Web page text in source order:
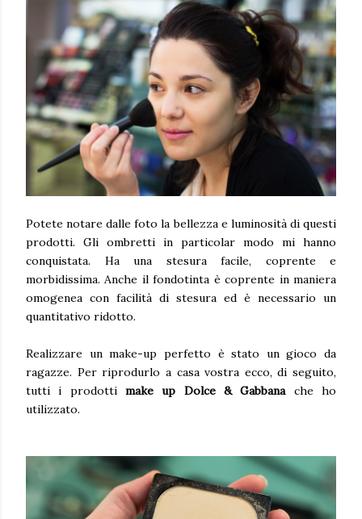
Potete notare dalle foto la bellezza e luminosità di questi
prodotti. Gli ombretti in particolar modo mi hanno
conquistata. Ha una stesura facile, coprente e
morbidissima. Anche il fondotinta è coprente in maniera
omogenea con facilità di stesura ed è necessario un
quantitativo ridotto.
Realizzare un make-up perfetto è stato un gioco da
ragazze. Per riprodurlo a casa vostra ecco, di seguito,
tutti i prodotti make up Dolce & Gabbanache ho
utilizzato.